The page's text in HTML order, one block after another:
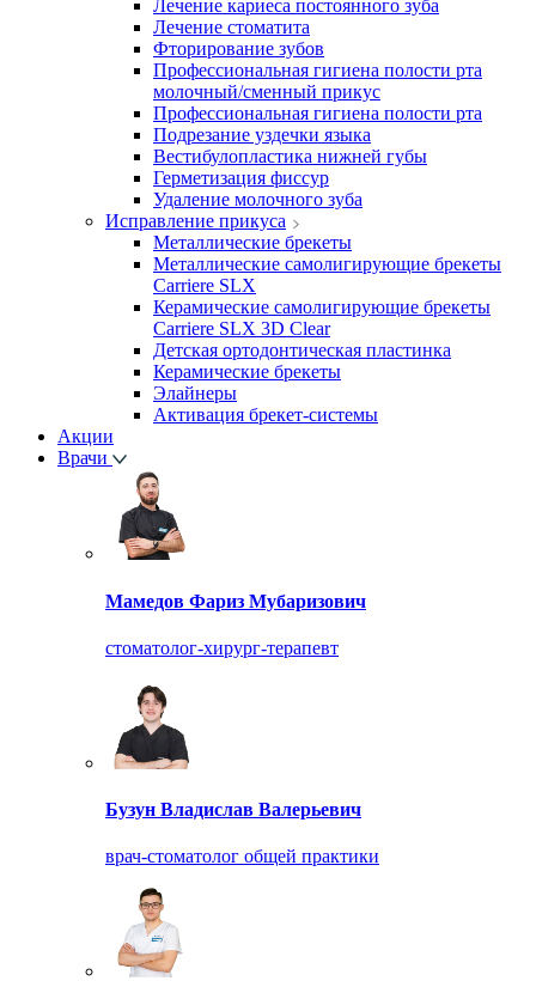
Лечение кариеса постоянного зуба
Лечение стоматита
Фторирование зубов
Профессиональная гигиена полости рта
молочный/сменный прикус
Профессиональная гигиена полости рта
Подрезание уздечки языка
Вестибулопластика нижней губы
Герметизация фиссур
Удаление молочного зуба
Исправление прикуса
Металлические брекеты
Металлические самолигирующие брекеты
Carriere SLX
Керамические самолигирующие брекеты
Carriere SLX 3D Clear
Детская ортодонтическая пластинка
Керамические брекеты
Элайнеры
Активация брекет-системы
Акции
Врачи
Мамедов Фариз Мубаризович
стоматолог-хирург-терапевт
Бузун Владислав Валерьевич
врач-стоматолог общей практики